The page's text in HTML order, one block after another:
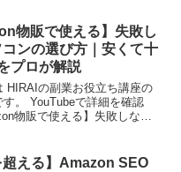
物販で使える】失敗し
ンの選び方｜安くて十
プロが解説
HIRAIの副業お役立ち講座の
す。 YouTubeで詳細を確認
物販で使える】失敗しない
超える】Amazon SEO